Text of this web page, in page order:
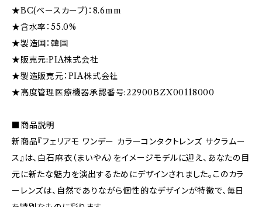
★BC(ベースカーブ)：8.6mm
★含水率：55.0%
★製造国：韓国
★販売元:PIA株式会社
★製造販売元：PIA株式会社
★高度管理医療機器承認番号:22900BZX00118000
■商品説明
新商品『フェリアモ ワンデー カラーコンタクトレンズ サクラムー
ス』は、白石麻衣（まいやん）をイメージモデルに迎え、あなたの目
元に新たな魅力を演出するためにデザインされました。このカラ
ーレンズは、自然でありながら個性的なデザインが特徴で、毎日